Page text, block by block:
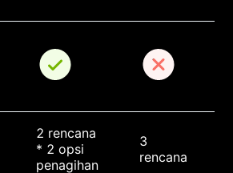
2 rencana
* 2 opsi
penagihan
3
rencana